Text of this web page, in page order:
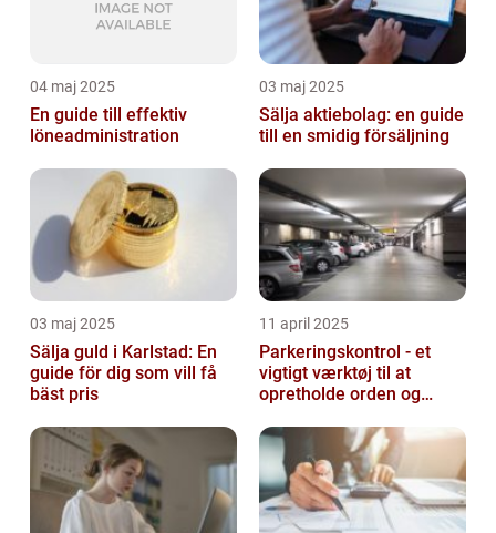
04 maj 2025
En guide till effektiv
löneadministration
03 maj 2025
Sälja aktiebolag: en guide
till en smidig försäljning
03 maj 2025
Sälja guld i Karlstad: En
guide för dig som vill få
bäst pris
11 april 2025
Parkeringskontrol - et
vigtigt værktøj til at
opretholde orden og